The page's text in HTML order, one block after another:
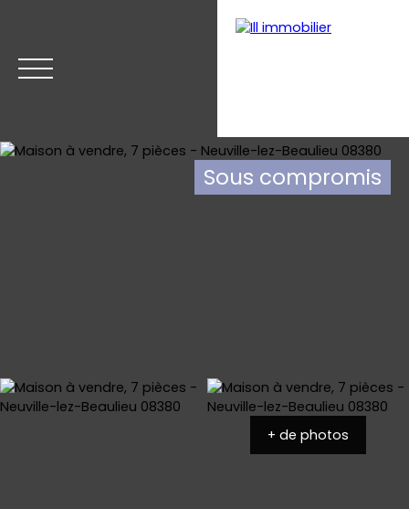
Sous compromis
+ de photos